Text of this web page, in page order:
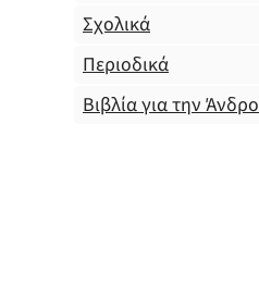
Σχολικά
Περιοδικά
Βιβλία για την Άνδρο